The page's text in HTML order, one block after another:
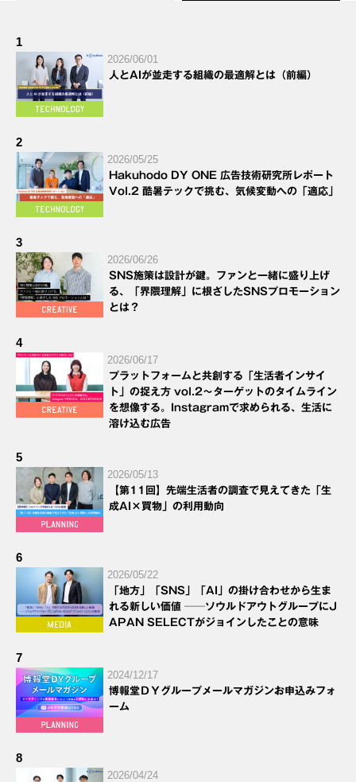
1
2026/06/01
人とAIが並走する組織の最適解とは（前編）
2
2026/05/25
Hakuhodo DY ONE 広告技術研究所レポート
Vol.2 酷暑テックで挑む、気候変動への「適応」
3
2026/06/26
SNS施策は設計が鍵。ファンと一緒に盛り上げ
る、「界隈理解」に根ざしたSNSプロモーション
とは？
4
2026/06/17
プラットフォームと共創する「生活者インサイ
ト」の捉え方 vol.2～ターゲットのタイムライン
を想像する。Instagramで求められる、生活に
溶け込む広告
5
2026/05/13
【第11回】先端生活者の調査で見えてきた「生
成AI×買物」の利用動向
6
2026/05/22
「地方」「SNS」「AI」の掛け合わせから生ま
れる新しい価値 ──ソウルドアウトグループにJ
APAN SELECTがジョインしたことの意味
7
2024/12/17
博報堂ＤＹグループメールマガジンお申込みフォ
ーム
8
2026/04/24